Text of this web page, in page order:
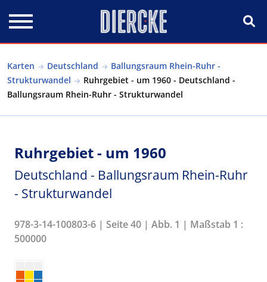
Karten Deutschland
Ballungsraum Rhein-Ruhr -
Strukturwandel
Ruhrgebiet - um 1960 - Deutschland -
Ballungsraum Rhein-Ruhr - Strukturwandel
Ruhrgebiet - um 1960
Deutschland - Ballungsraum Rhein-Ruhr
- Strukturwandel
978-3-14-100803-6 | Seite 40 | Abb. 1 | Maßstab 1 :
500000